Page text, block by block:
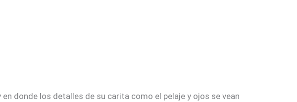
donde los detalles de su carita como el pelaje y ojos se vean